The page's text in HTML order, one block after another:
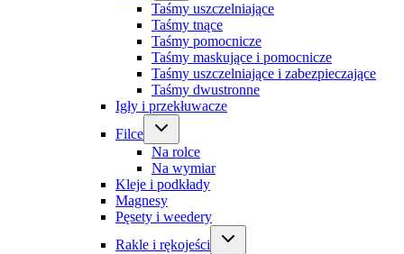
Taśmy uszczelniające
Taśmy tnące
Taśmy pomocnicze
Taśmy maskujące i pomocnicze
Taśmy uszczelniające i zabezpieczające
Taśmy dwustronne
Igły i przekłuwacze
Filce
Na rolce
Na wymiar
Kleje i podkłady
Magnesy
Pęsety i weedery
Rakle i rękojeści